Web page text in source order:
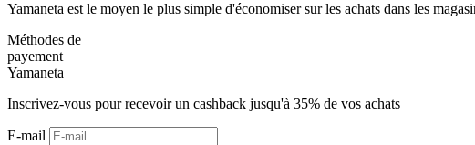
Yamaneta est le moyen le plus simple d'économiser sur les achats dans les
Méthodes de
payement
Yamaneta
Inscrivez-vous pour recevoir un cashback jusqu'à 35% de vos achats
E-mail